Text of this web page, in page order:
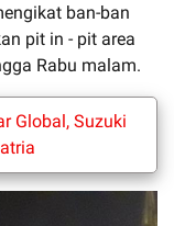
ban-ban
pit in - pit area
Rabu malam.
Global, Suzuki